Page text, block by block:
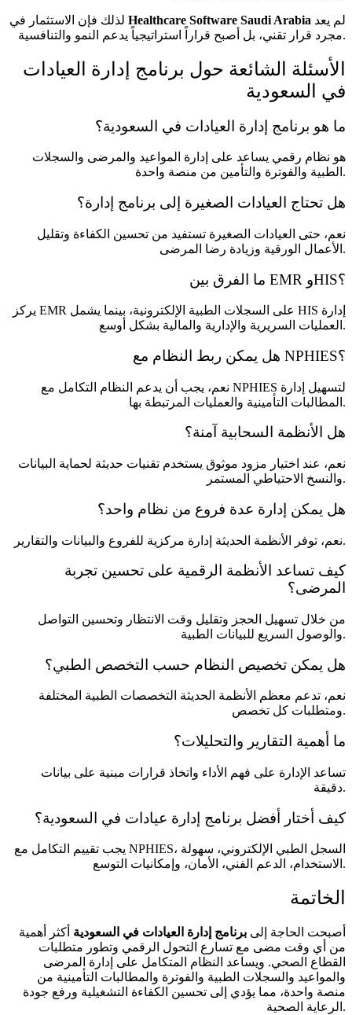
Healthcare Software Saudi Arabia
مجرد قرار تقني، بل أصبح قراراً استراتيجياً يدعم النمو والتنافسية.
الأسئلة الشائعة حول برنامج إدارة العيادات
في السعودية
ما هو برنامج إدارة العيادات في السعودية؟
هو نظام رقمي يساعد على إدارة المواعيد والمرضى والسجلات
الطبية والفوترة والتأمين من منصة واحدة.
هل تحتاج العيادات الصغيرة إلى برنامج إدارة؟
نعم، حتى العيادات الصغيرة تستفيد من تحسين الكفاءة وتقليل
الأعمال الورقية وزيادة رضا المرضى.
ما الفرق بين EMR وHIS؟
يركز EMR على السجلات الطبية الإلكترونية، بينما يشمل HIS إدارة
العمليات السريرية والإدارية والمالية بشكل أوسع.
هل يمكن ربط النظام مع NPHIES؟
نعم، يجب أن يدعم النظام التكامل مع NPHIES لتسهيل إدارة
المطالبات التأمينية والعمليات المرتبطة بها.
هل الأنظمة السحابية آمنة؟
نعم، عند اختيار مزود موثوق يستخدم تقنيات حديثة لحماية البيانات
والنسخ الاحتياطي المستمر.
هل يمكن إدارة عدة فروع من نظام واحد؟
نعم، توفر الأنظمة الحديثة إدارة مركزية للفروع والبيانات والتقارير.
كيف تساعد الأنظمة الرقمية على تحسين تجربة
المرضى؟
من خلال تسهيل الحجز وتقليل وقت الانتظار وتحسين التواصل
والوصول السريع للبيانات الطبية.
هل يمكن تخصيص النظام حسب التخصص الطبي؟
نعم، تدعم معظم الأنظمة الحديثة التخصصات الطبية المختلفة
ومتطلبات كل تخصص.
ما أهمية التقارير والتحليلات؟
تساعد الإدارة على فهم الأداء واتخاذ قرارات مبنية على بيانات
دقيقة.
كيف أختار أفضل برنامج إدارة عيادات في السعودية؟
يجب تقييم التكامل مع NPHIES، السجل الطبي الإلكتروني، سهولة
الاستخدام، الدعم الفني، الأمان، وإمكانيات التوسع.
الخاتمة
أصبحت الحاجة إلى برنامج إدارة العيادات في السعودية أكثر أهمية
من أي وقت مضى مع تسارع التحول الرقمي وتطور متطلبات
القطاع الصحي. ويساعد النظام المتكامل على إدارة المرضى
والمواعيد والسجلات الطبية والفوترة والمطالبات التأمينية من
منصة واحدة، مما يؤدي إلى تحسين الكفاءة التشغيلية ورفع جودة
الرعاية الصحية.